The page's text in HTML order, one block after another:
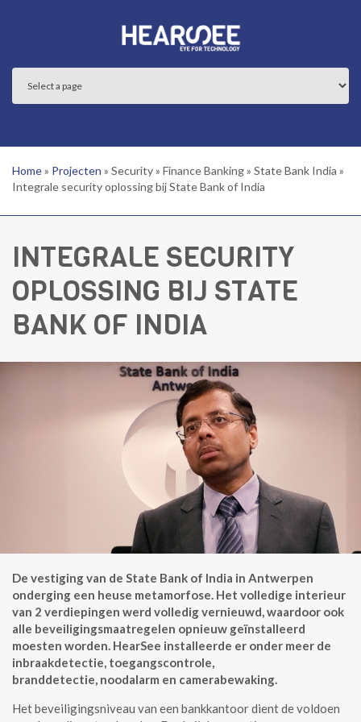
Home» Projecten » Security» Finance Banking» State Bank India »
Integrale security oplossing bij State Bank of India
INTEGRALE SECURITY
OPLOSSING BIJ STATE
BANK OF INDIA
De vestiging van de State Bank of India in Antwerpen
onderging een heuse metamorfose. Het volledige interieur
van 2 verdiepingen werd volledig vernieuwd, waardoor ook
alle beveiligingsmaatregelen opnieuw geïnstalleerd
moesten worden. HearSee installeerde er onder meer de
inbraakdetectie, toegangscontrole,
branddetectie, noodalarm en camerabewaking.
Het beveiligingsniveau van een bankkantoor dient de voldoen